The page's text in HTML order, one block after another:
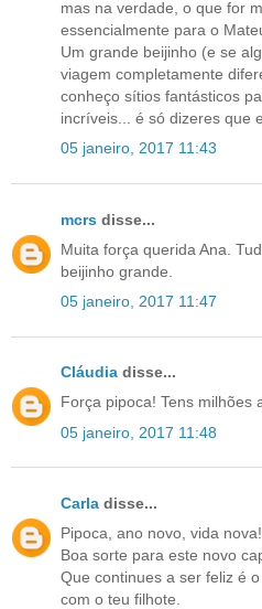
mas na verdade, o que for
essencialmente para o
Um grande beijinho (e se
viagem completamente
conheço sítios fantásticos
incríveis... é só dizeres que
05 janeiro, 2017 11:43
mcrs disse...
Muita força querida Ana.
beijinho grande.
05 janeiro, 2017 11:47
Cláudia disse...
Força pipoca! Tens milhões
05 janeiro, 2017 11:48
Carla disse...
Pipoca, ano novo, vida nova!
Boa sorte para este novo
Que continues a ser feliz é
com o teu filhote.